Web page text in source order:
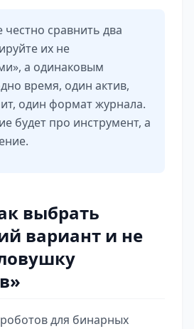
честно сравнить два
их не
а одинаковым
время, один актив,
один формат журнала.
будет про инструмент, а
выбрать
вариант и не
для бинарных